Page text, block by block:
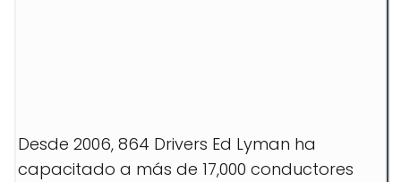
Desde 2006, 864 Drivers Ed Lyman ha
capacitado a más de 17,000 conductores